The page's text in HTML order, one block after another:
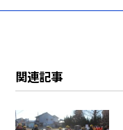
関連記事